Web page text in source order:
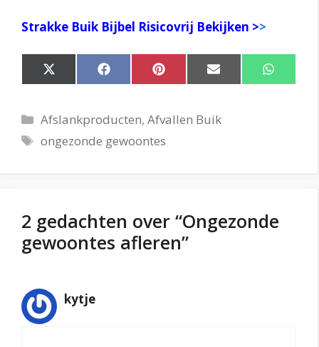
Strakke Buik Bijbel Risicovrij Bekijken >>
Share
on
Share
on
Share
on
Share
on
Share
on
Categorieën
Afslankproducten,Afvallen Buik
Tags
ongezonde gewoontes
2 gedachten over “Ongezonde
gewoontes afleren”
kytje